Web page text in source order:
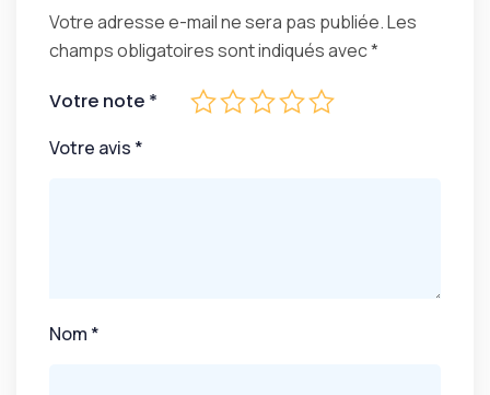
Votre adresse e-mail ne sera pas publiée.Les
champs obligatoires sont indiqués avec*
Votre note *
Votre avis *
Nom *